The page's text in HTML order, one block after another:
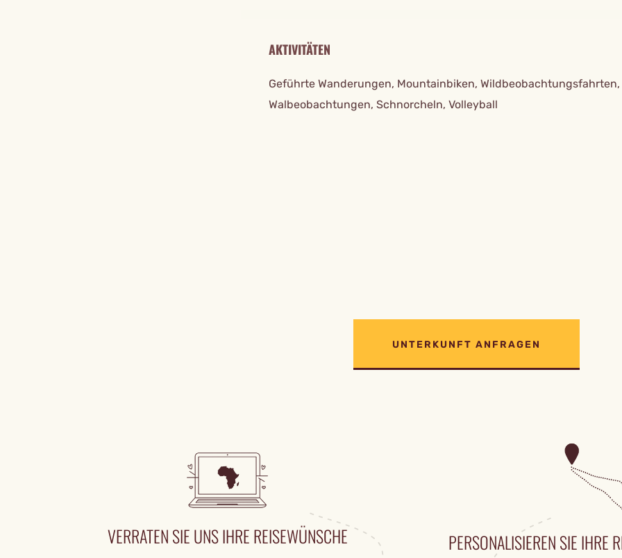
AKTIVITÄTEN
Geführte Wanderungen, Mountainbiken, Wildbeobachtungsfahrten,
Walbeobachtungen, Schnorcheln, Volleyball
UNTERKUNFT ANFRAGEN
VERRATEN SIE UNS IHRE REISEWÜNSCHE PERSONALISIEREN SIE IHRE